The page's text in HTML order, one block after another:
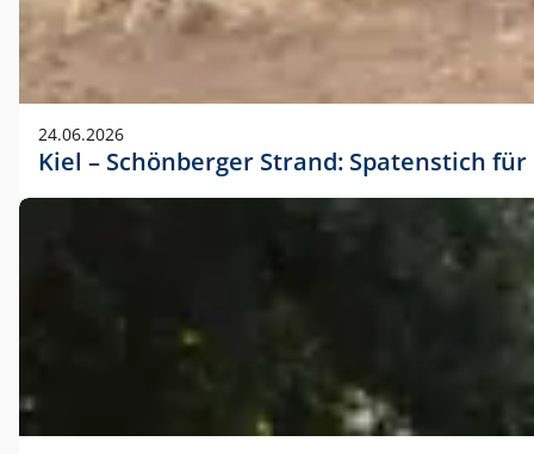
24.06.2026
Kiel – Schönberger Strand: Spatenstich